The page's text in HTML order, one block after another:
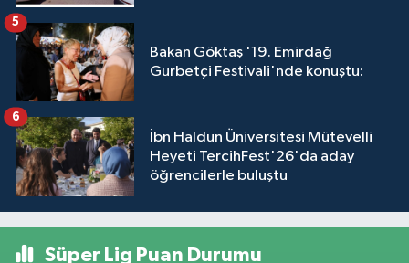
Bakan Göktaş '19. Emirdağ
Gurbetçi Festivali'nde konuştu:
5
İbn Haldun Üniversitesi Mütevelli
Heyeti TercihFest'26'da aday
öğrencilerle buluştu
6
Süper Lig Puan Durumu